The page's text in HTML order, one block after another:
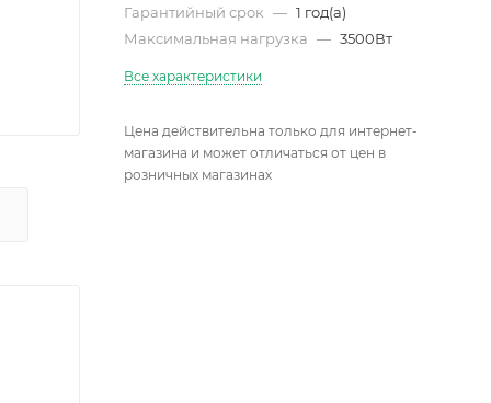
Гарантийный срок — 1 год(а)
Максимальная нагрузка — 3500Вт
Все характеристики
Цена действительна только для интернет-
магазина и может отличаться от цен в
розничных магазинах